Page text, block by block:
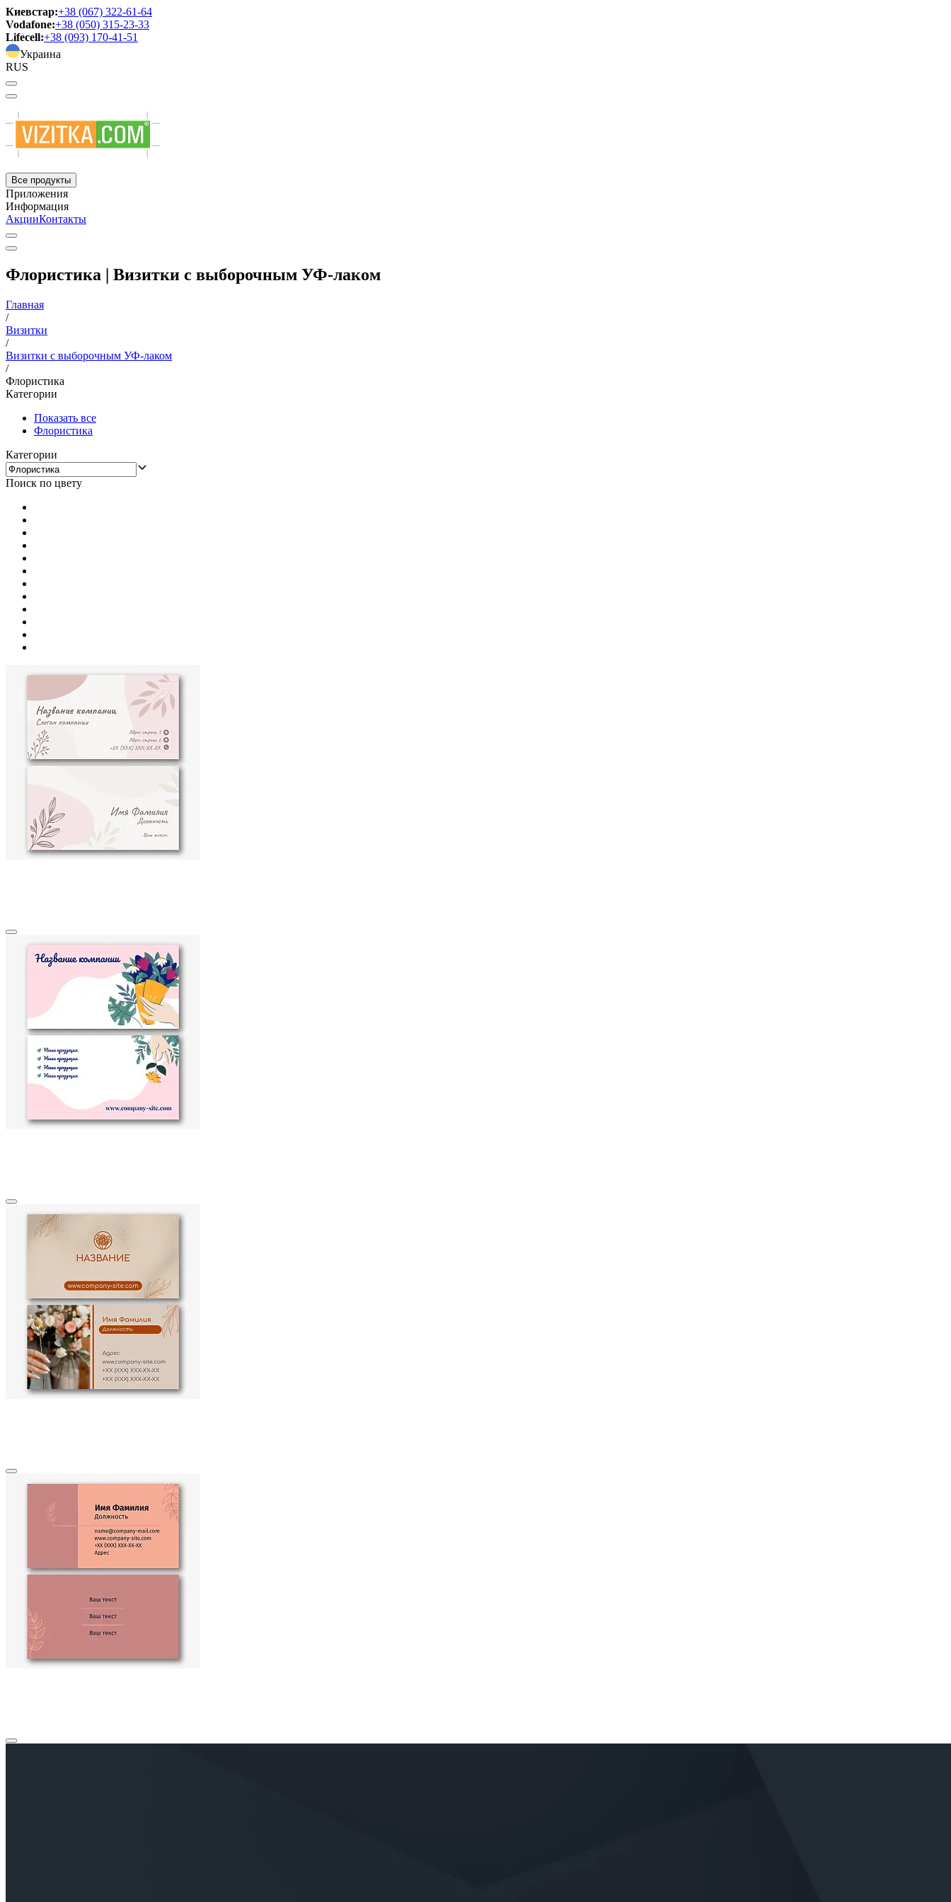
Киевстар:+38 (067) 322-61-64
Vodafone:+38 (050) 315-23-33
Lifecell:+38 (093) 170-41-51
Украина
RUS
Все продукты
Приложения
Информация
АкцииКонтакты
Флористика | Визитки с выборочным УФ-лаком
Главная
/
Визитки
/
Визитки с выборочным УФ-лаком
/
Флористика
Категории
Показать все
Флористика
Категории
Поиск по цвету